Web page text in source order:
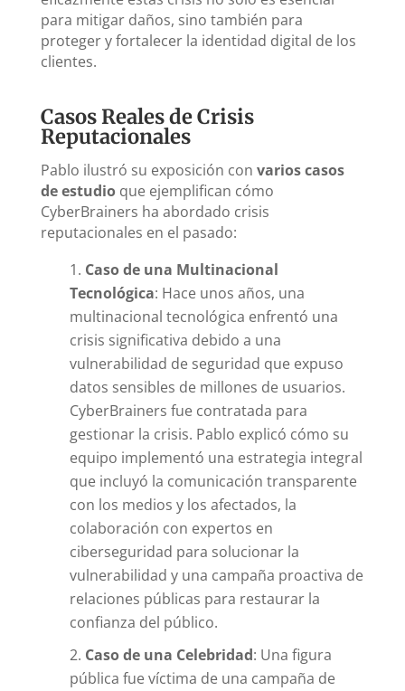
para mitigar daños, sino también para
proteger y fortalecer la identidad digital de los
clientes.
Casos Reales de Crisis
Reputacionales
Pablo ilustró su exposición con varios casos
de estudioque ejemplifican cómo
CyberBrainers ha abordado crisis
reputacionales en el pasado:
Caso de una Multinacional
Tecnológica: Hace unos años, una
multinacional tecnológica enfrentó una
crisis significativa debido a una
vulnerabilidad de seguridad que expuso
datos sensibles de millones de usuarios.
CyberBrainers fue contratada para
gestionar la crisis. Pablo explicó cómo su
equipo implementó una estrategia integral
que incluyó la comunicación transparente
con los medios y los afectados, la
colaboración con expertos en
ciberseguridad para solucionar la
vulnerabilidad y una campaña proactiva de
relaciones públicas para restaurar la
confianza del público.
Caso de una Celebridad: Una figura
pública fue víctima de una campaña de